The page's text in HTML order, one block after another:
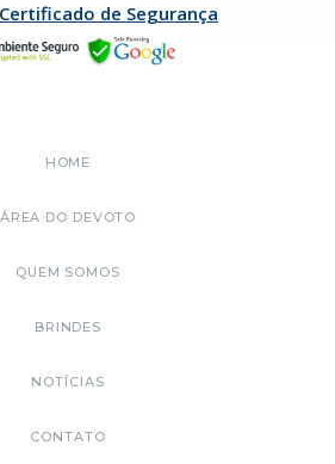
de Segurança
HOME
ÁREA DO DEVOTO
QUEM SOMOS
BRINDES
NOTÍCIAS
CONTATO